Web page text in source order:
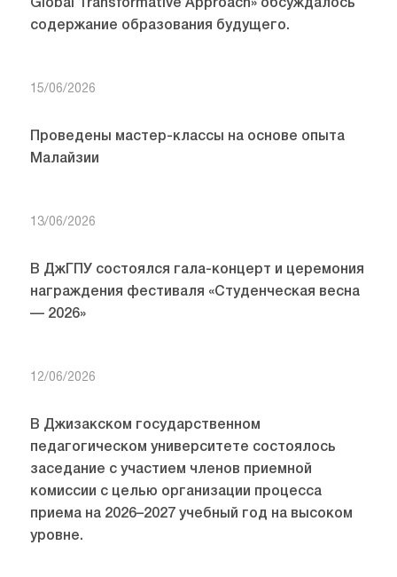
Global Transformative Approach» обсуждалось
содержание образования будущего.
15/06/2026
Проведены мастер-классы на основе опыта
Малайзии
13/06/2026
В ДжГПУ состоялся гала-концерт и церемония
награждения фестиваля «Студенческая весна
— 2026»
12/06/2026
В Джизакском государственном
педагогическом университете состоялось
заседание с участием членов приемной
комиссии с целью организации процесса
приема на 2026–2027 учебный год на высоком
уровне.